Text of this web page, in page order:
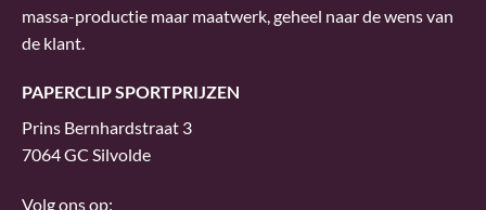
massa-productie maar maatwerk, geheel naar de wens van
de klant.
PAPERCLIP SPORTPRIJZEN
Prins Bernhardstraat 3
7064 GC Silvolde
Volg ons op: